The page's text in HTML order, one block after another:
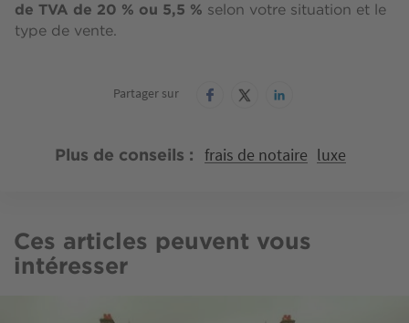
de TVA de 20 % ou 5,5 % selon votre situation et le
type de vente.
Partager sur
Plus de conseils frais de notaire luxe
Ces articles peuvent vous
intéresser